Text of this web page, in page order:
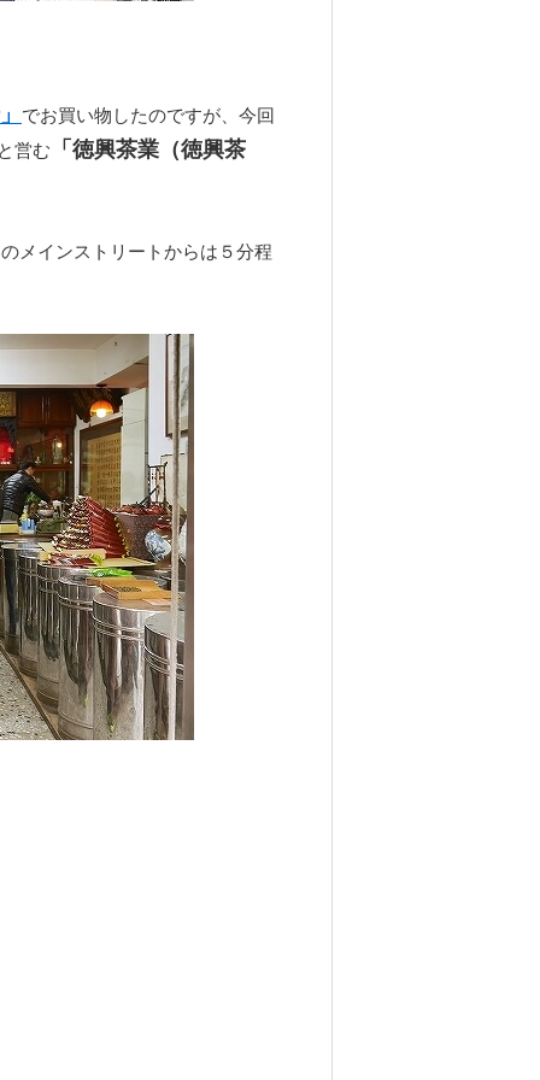
でお買い物したのですが、今回
営む
「徳興茶業（徳興茶
メインストリートからは５分程